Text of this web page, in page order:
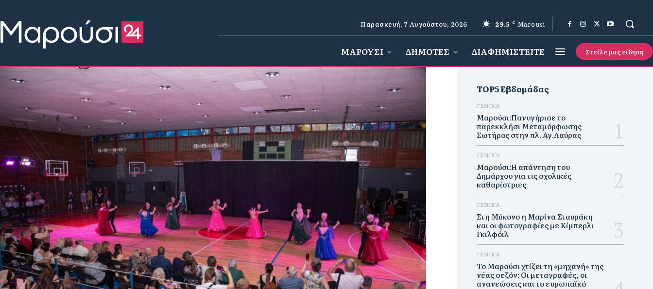
Παρασκευή, 7 Αυγούστου, 2026 29.5 C Marousi
ΜΑΡΟΥΣΙ ΔΗΜΟΤΕΣ ΔΙΑΦΗΜΙΣΤΕΙΤΕ Στείλε μας είδηση
TOP5 Εβδομάδας
ΓΕΝΙΚΑ
Μαρούσι:Πανυγήρισε το
παρεκκλήσι Μεταμόρφωσης
Σωτήρος στην πλ. Αγ.Λαύρας
ΓΕΝΙΚΑ
Μαρούσι:Η απάντηση του
Δημάρχου για τις σχολικές
καθαρίστριες
ΓΕΝΙΚΑ
Στη Μύκονο η Μαρίνα Σταυράκη
και οι φωτογραφίες με Κίμπερλι
Γκιλφόιλ
ΓΕΝΙΚΑ
Το Μαρούσι χτίζει τη «μηχανή» της
νέας σεζόν: Οι μεταγραφές, οι
ανανεώσεις και το ευρωπαϊκό